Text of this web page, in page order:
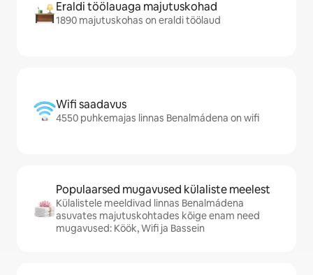
Eraldi töölauaga majutuskohad
1890 majutuskohas on eraldi töölaud
Wifi saadavus
4550 puhkemajas linnas Benalmádena on wifi
Populaarsed mugavused külaliste meelest
Külalistele meeldivad linnas Benalmádena
asuvates majutuskohtades kõige enam need
mugavused: Köök, Wifi ja Bassein